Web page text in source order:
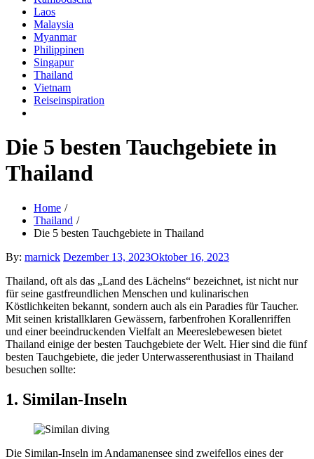
Laos
Malaysia
Myanmar
Philippinen
Singapur
Thailand
Vietnam
Reiseinspiration
Die 5 besten Tauchgebiete in
Thailand
Home
Thailand
Die 5 besten Tauchgebiete in Thailand
By: marnickPosted
Dezember 13, 2023Oktober 16, 2023
Thailand, oft als das „Land des Lächelns“ bezeichnet, ist nicht nur
für seine gastfreundlichen Menschen und kulinarischen
Köstlichkeiten bekannt, sondern auch als ein Paradies für Taucher.
Mit seinen kristallklaren Gewässern, farbenfrohen Korallenriffen
und einer beeindruckenden Vielfalt an Meereslebewesen bietet
Thailand einige der besten Tauchgebiete der Welt. Hier sind die fünf
besten Tauchgebiete, die jeder Unterwasserenthusiast in Thailand
besuchen sollte:
1. Similan-Inseln
Die Similan-Inseln im Andamanensee sind zweifellos eines der